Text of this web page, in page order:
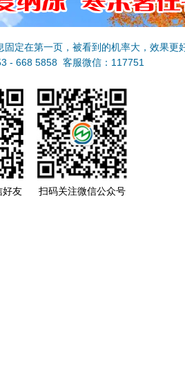
固定在第一页，被看到的机率大，效果更
- 668 5858 客服微信：117751
好友 扫码关注微信公众号